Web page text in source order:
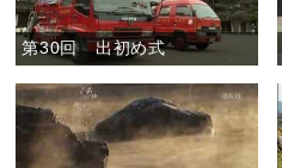
第30回 出初め式